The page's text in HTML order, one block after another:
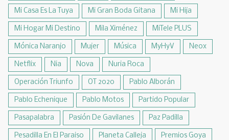
Mi Casa Es La Tuya Mi Gran Boda Gitana Mi Hija
Mi Hogar Mi Destino Mila Ximénez MiTele PLUS
Mónica Naranjo Mujer Música MyHyV Neox
Netflix Nia Nova Nuria Roca
Operación Triunfo OT 2020 Pablo Alborán
Pablo Echenique Pablo Motos Partido Popular
Pasapalabra Pasión De Gavilanes Paz Padilla
Pesadilla En El Paraiso Planeta Calleja Premios Goya